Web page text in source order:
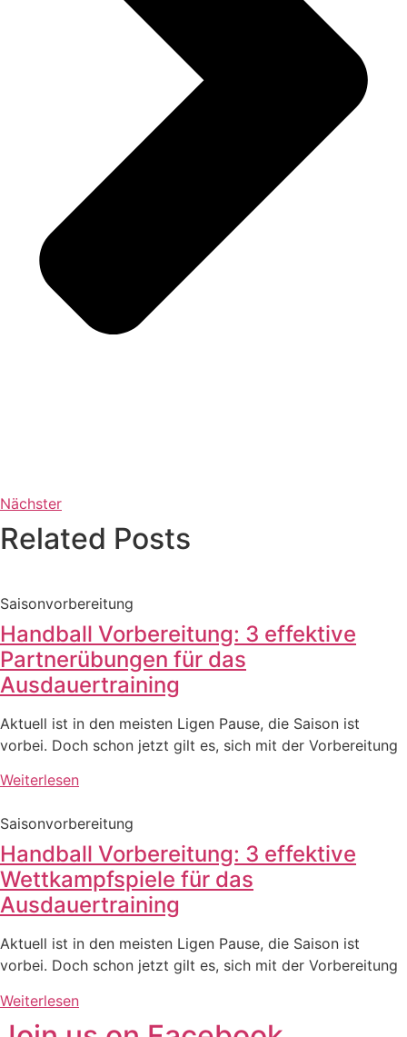
Nächster
Related Posts
Saisonvorbereitung
Handball Vorbereitung: 3 effektive
Partnerübungen für das
Ausdauertraining
Aktuell ist in den meisten Ligen Pause, die Saison ist
vorbei. Doch schon jetzt gilt es, sich mit der Vorbereitung
Weiterlesen
Saisonvorbereitung
Handball Vorbereitung: 3 effektive
Wettkampfspiele für das
Ausdauertraining
Aktuell ist in den meisten Ligen Pause, die Saison ist
vorbei. Doch schon jetzt gilt es, sich mit der Vorbereitung
Weiterlesen